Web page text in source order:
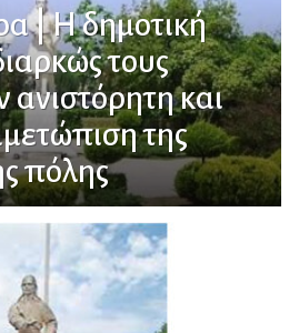
| Η δημοτική
τους
ανιστόρητη και
της
πόλης